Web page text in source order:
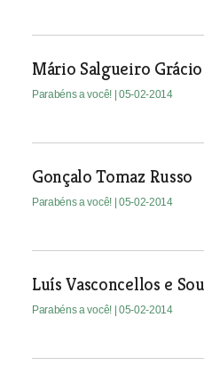
Mário Salgueiro Grácio
Parabéns a você! | 05-02-2014
Gonçalo Tomaz Russo
Parabéns a você! | 05-02-2014
Luís Vasconcellos e
Parabéns a você! | 05-02-2014